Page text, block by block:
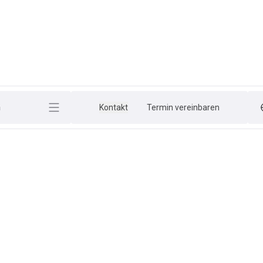
Kontakt Termin vereinbaren